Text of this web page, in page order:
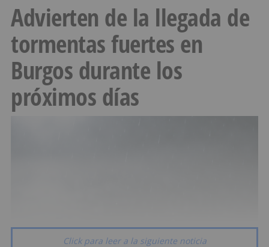
Advierten de la llegada de
tormentas fuertes en
Burgos durante los
próximos días
Click para leer a la siguiente noticia